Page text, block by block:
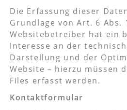
Die Erfassung dieser
Grundlage von Art. 6 Abs.
Websitebetreiber hat ein
Interesse an der
Darstellung und der
Website – hierzu müssen
Files erfasst werden.
Kontaktformular